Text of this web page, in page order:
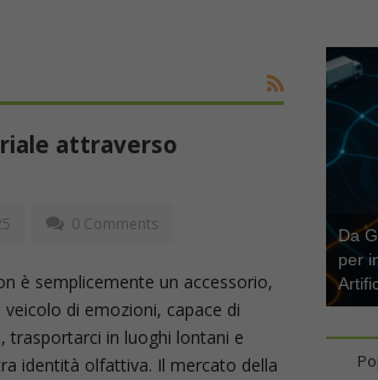
attraverso
0 Comments
è semplicemente un accessorio,
di emozioni, capace di
trasportarci in luoghi lontani e
identità olfattiva. Il mercato della
Da
per